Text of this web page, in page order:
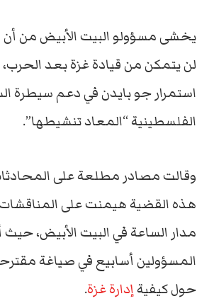
يخشى مسؤولو البيت الأبيض من أن
لن يتمكن من قيادة غزة بعد
استمرار جو بايدن في دعم سيطرة
الفلسطينية “المعاد تنشيطها”.
وقالت مصادر مطلعة على
هذه القضية هيمنت على
مدار الساعة في البيت الأبيض، حيث
المسؤولين أسابيع في صياغة
حول كيفيةإدارة غزة.